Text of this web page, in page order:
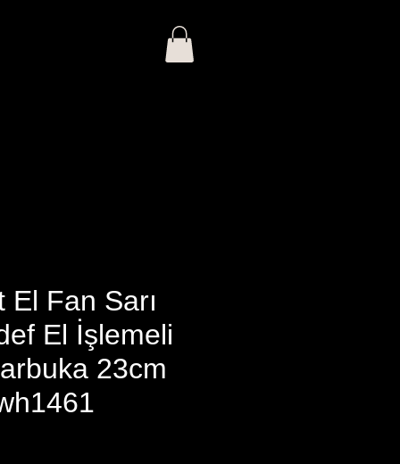
Fan Sarı
El İşlemeli
23cm